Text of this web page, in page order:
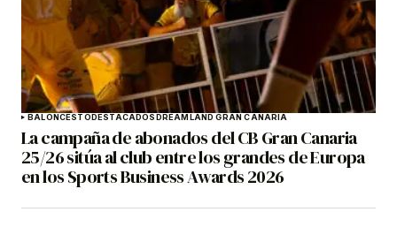
BALONCESTODESTACADOSDREAMLAND GRAN CANARIA
La campaña de abonados del CB Gran Canaria
25/26 sitúa al club entre los grandes de Europa
en los Sports Business Awards 2026